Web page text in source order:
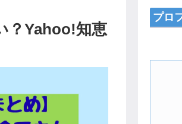
？Yahoo!知恵
プロ